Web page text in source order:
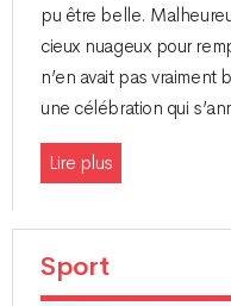
pu être belle.
cieux nuageux pour
n’en avait pas vraiment
une célébration qui
Lire plus
Sport